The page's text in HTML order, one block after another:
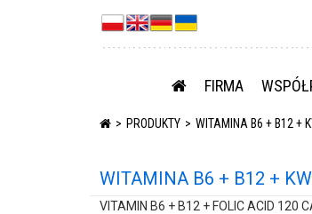
FIRMA
PRODUKTY WITAMINA B6 + B12 +
WITAMINA B6 + B12 +
VITAMIN B6 + B12 + FOLIC ACID 120